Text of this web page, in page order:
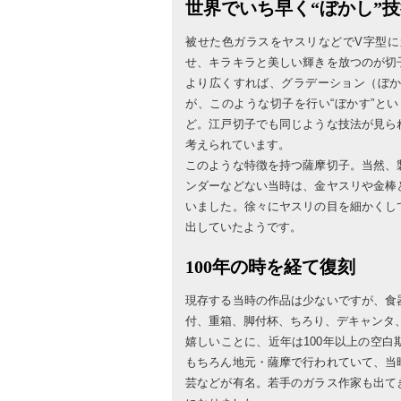
世界でいち早く“ぼかし”
被せた色ガラスをヤスリなどでV字型
せ、キラキラと美しい輝きを放つのが
より広くすれば、グラデーション（ぼ
が、このような切子を行い“ぼかす”と
ど。江戸切子でも同じような技法が見
考えられています。
このような特徴を持つ薩摩切子。当然
ンダーなどない当時は、金ヤスリや金
いました。徐々にヤスリの目を細かく
出していたようです。
100年の時を経て復刻
現存する当時の作品は少ないですが、
付、重箱、脚付杯、ちろり、デキャンタ
嬉しいことに、近年は100年以上の空
もちろん地元・薩摩で行われていて、
芸などが有名。若手のガラス作家も出